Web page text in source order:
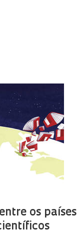
os países